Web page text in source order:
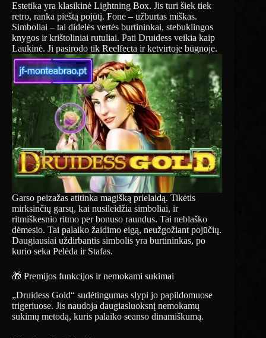
Estetika yra klasikinė Lightning Box. Jis turi šiek tiek
retro, ranka pieštą pojūtį. Fone – užburtas miškas.
Simboliai – tai didelės vertės burtininkai, stebuklingos
knygos ir krištoliniai rutuliai. Pati Druidess veikia kaip
Laukinė. Ji pasirodo tik Reelfecta ir ketvirtoje būgnoje.
Garso peizažas atitinka magišką prielaidą. Tikėtis
mirksinčių garsų, kai nusileidžia simboliai, ir
ritmiškesnio ritmo per bonuso raundus. Tai neblaško
dėmesio. Tai palaiko žaidimo eigą, neužgožiant pojūčių.
Daugiausiai uždirbantis simbolis yra burtininkas, po
kurio seka Pelėda ir Stafas.
🎁 Premijos funkcijos ir nemokami sukimai
„Druidess Gold“ sudėtingumas slypi jo papildomuose
trigeriuose. Jis naudoja daugiasluoksnį nemokamų
sukimų metodą, kuris palaiko seanso dinamiškumą.